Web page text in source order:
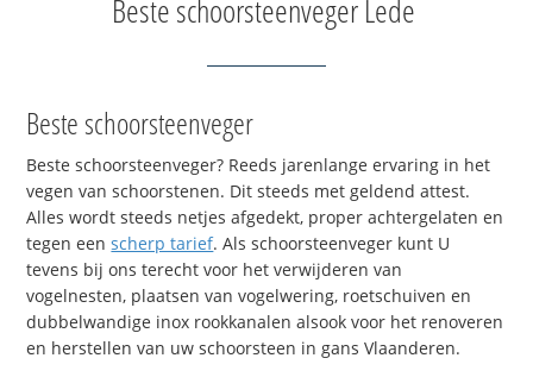
Beste schoorsteenveger Lede
Beste schoorsteenveger
Beste schoorsteenveger? Reeds jarenlange ervaring in het
vegen van schoorstenen. Dit steeds met geldend attest.
Alles wordt steeds netjes afgedekt, proper achtergelaten en
tegen eenscherp tarief. Als schoorsteenveger kunt U
tevens bij ons terecht voor het verwijderen van
vogelnesten, plaatsen van vogelwering, roetschuiven en
dubbelwandige inox rookkanalen alsook voor het renoveren
en herstellen van uw schoorsteen in gans Vlaanderen.